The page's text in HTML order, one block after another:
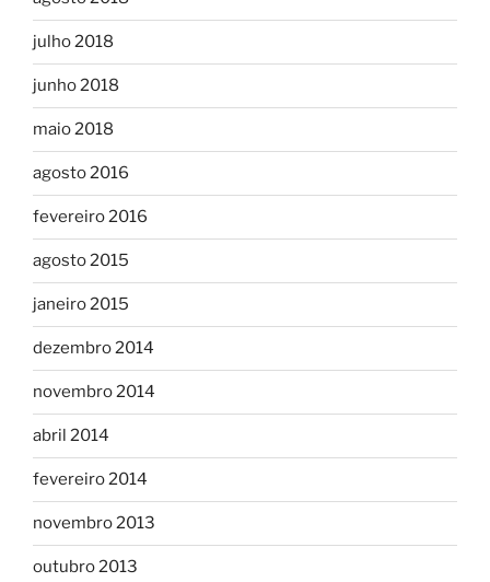
julho 2018
junho 2018
maio 2018
agosto 2016
fevereiro 2016
agosto 2015
janeiro 2015
dezembro 2014
novembro 2014
abril 2014
fevereiro 2014
novembro 2013
outubro 2013